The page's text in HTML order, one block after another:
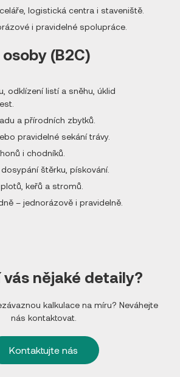
logistická centra i staveniště.
i pravidelné spolupráce.
(B2C)
odklízení listí a sněhu, úklid
a přírodních zbytků.
pravidelné sekání trávy.
i chodníků.
štěrku, pískování.
keřů a stromů.
– jednorázově i pravidelně.
vás nějaké detaily?
kalkulace na míru? Neváhejte
nás kontaktovat.
Kontaktujte nás